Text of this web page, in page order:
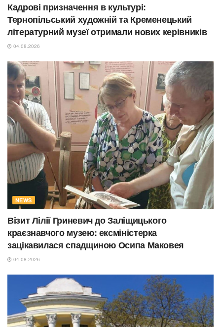
Кадрові призначення в культурі:
Тернопільський художній та Кременецький
літературний музеї отримали нових керівників
04.08.2026
NEWS
Візит Лілії Гриневич до Заліщицького
краєзнавчого музею: ексміністерка
зацікавилася спадщиною Осипа Маковея
04.08.2026